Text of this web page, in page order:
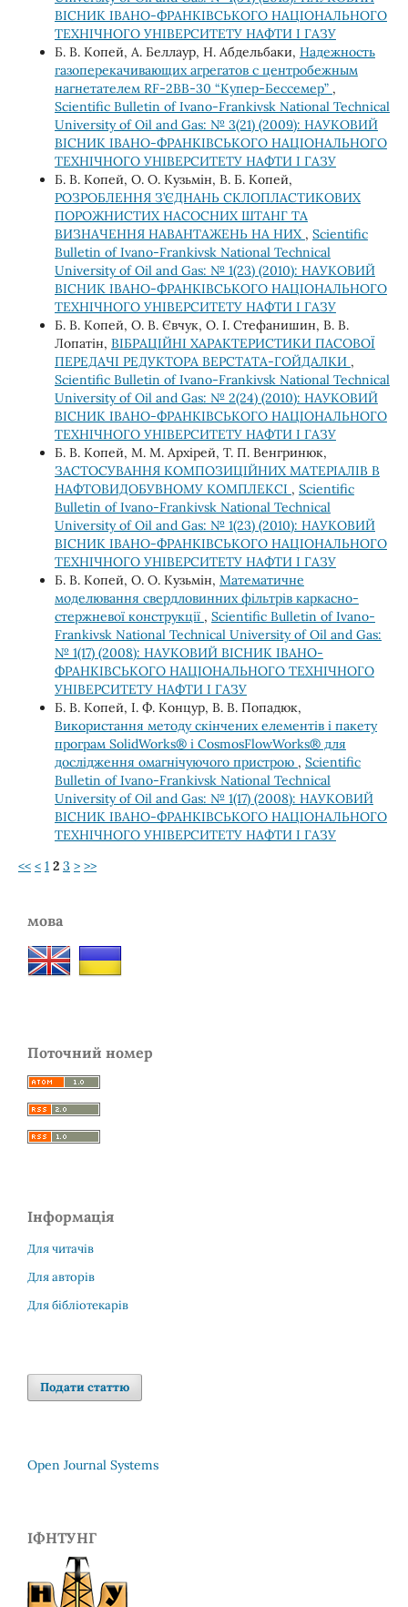
ВІСНИК ІВАНО-ФРАНКІВСЬКОГО НАЦІОНАЛЬНОГО
ТЕХНІЧНОГО УНІВЕРСИТЕТУ НАФТИ І ГАЗУ
Б. В. Копей, А. Беллаур, Н. Абдельбаки, Надежность
газоперекачивающих агрегатов с центробежным
нагнетателем RF-2BB-30 “Купер-Бессемер” ,
Scientific Bulletin of Ivano-Frankivsk National Technical
University of Oil and Gas: № 3(21) (2009): НАУКОВИЙ
ВІСНИК ІВАНО-ФРАНКІВСЬКОГО НАЦІОНАЛЬНОГО
ТЕХНІЧНОГО УНІВЕРСИТЕТУ НАФТИ І ГАЗУ
Б. В. Копей, О. О. Кузьмін, В. Б. Копей,
РОЗРОБЛЕННЯ З’ЄДНАНЬ СКЛОПЛАСТИКОВИХ
ПОРОЖНИСТИХ НАСОСНИХ ШТАНГ ТА
ВИЗНАЧЕННЯ НАВАНТАЖЕНЬ НА НИХ , Scientific
Bulletin of Ivano-Frankivsk National Technical
University of Oil and Gas: № 1(23) (2010): НАУКОВИЙ
ВІСНИК ІВАНО-ФРАНКІВСЬКОГО НАЦІОНАЛЬНОГО
ТЕХНІЧНОГО УНІВЕРСИТЕТУ НАФТИ І ГАЗУ
Б. В. Копей, О. В. Євчук, О. І. Стефанишин, В. В.
Лопатін, ВІБРАЦІЙНІ ХАРАКТЕРИСТИКИ ПАСОВОЇ
ПЕРЕДАЧІ РЕДУКТОРА ВЕРСТАТА-ГОЙДАЛКИ ,
Scientific Bulletin of Ivano-Frankivsk National Technical
University of Oil and Gas: № 2(24) (2010): НАУКОВИЙ
ВІСНИК ІВАНО-ФРАНКІВСЬКОГО НАЦІОНАЛЬНОГО
ТЕХНІЧНОГО УНІВЕРСИТЕТУ НАФТИ І ГАЗУ
Б. В. Копей, М. М. Архірей, Т. П. Венгринюк,
ЗАСТОСУВАННЯ КОМПОЗИЦІЙНИХ МАТЕРІАЛІВ В
НАФТОВИДОБУВНОМУ КОМПЛЕКСІ , Scientific
Bulletin of Ivano-Frankivsk National Technical
University of Oil and Gas: № 1(23) (2010): НАУКОВИЙ
ВІСНИК ІВАНО-ФРАНКІВСЬКОГО НАЦІОНАЛЬНОГО
ТЕХНІЧНОГО УНІВЕРСИТЕТУ НАФТИ І ГАЗУ
Б. В. Копей, О. О. Кузьмін, Математичне
моделювання свердловинних фільтрів каркасно-
стержневої конструкції , Scientific Bulletin of Ivano-
Frankivsk National Technical University of Oil and Gas:
№ 1(17) (2008): НАУКОВИЙ ВІСНИК ІВАНО-
ФРАНКІВСЬКОГО НАЦІОНАЛЬНОГО ТЕХНІЧНОГО
УНІВЕРСИТЕТУ НАФТИ І ГАЗУ
Б. В. Копей, І. Ф. Концур, В. В. Попадюк,
Використання методу скінчених елементів і пакету
програм SolidWorks® i CosmosFlowWorks® для
дослідження омагнічуючого пристрою , Scientific
Bulletin of Ivano-Frankivsk National Technical
University of Oil and Gas: № 1(17) (2008): НАУКОВИЙ
ВІСНИК ІВАНО-ФРАНКІВСЬКОГО НАЦІОНАЛЬНОГО
ТЕХНІЧНОГО УНІВЕРСИТЕТУ НАФТИ І ГАЗУ
<< < 1 2 3 > >>
мова
Поточний номер
Інформація
Для читачів
Для авторів
Для бібліотекарів
Подати статтю
Open Journal Systems
ІФНТУНГ